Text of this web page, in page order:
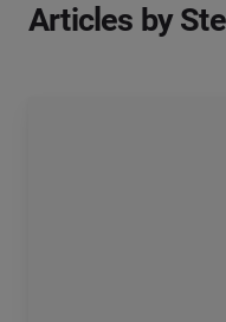
Articles by